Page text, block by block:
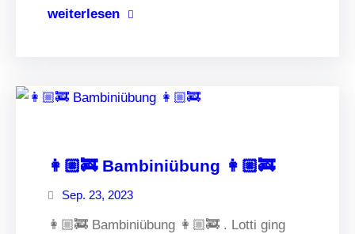
weiterlesen
👩🏼‍🚒 Bambiniübung 👩🏼‍🚒
Sep. 23, 2023
👩🏼‍🚒 Bambiniübung 👩🏼‍🚒 . Lotti ging